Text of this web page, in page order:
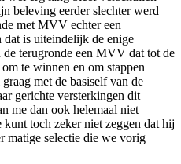
beleving eerder slechter werd
met MVV echter een
dat is uiteindelijk de enige
terugronde een MVV dat tot de
te winnen en om stappen
met de basiself van de
gerichte versterkingen dit
me dan ook helemaal niet
toch zeker niet zeggen dat hij
selectie die we vorig